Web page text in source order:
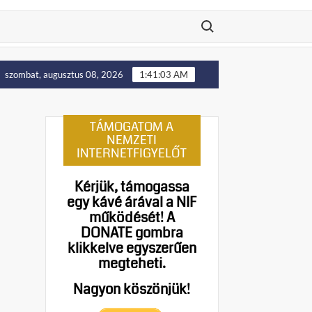
Search for:
Putyin: Ukrajna nyugati területei előbb-utóbb visszakerülnek
szombat, augusztus 08, 2026 1:41:04 AM
TÁMOGATOM A
NEMZETI
INTERNETFIGYELŐT
Kérjük, támogassa
egy kávé árával a NIF
működését!A
DONATE gombra
klikkelve egyszerűen
megteheti.
Nagyon köszönjük!